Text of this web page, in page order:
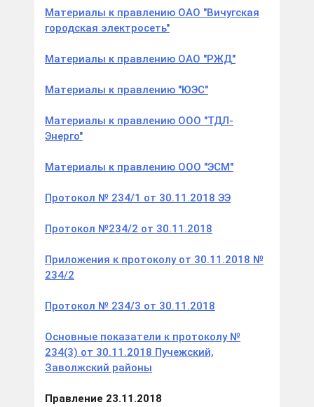
Материалы к правлению ОАО "Вичугская
городская электросеть"
Материалы к правлению ОАО "РЖД"
Материалы к правлению "ЮЭС"
Материалы к правлению ООО "ТДЛ-
Энерго"
Материалы к правлению ООО "ЭСМ"
Протокол № 234/1 от 30.11.2018 ЭЭ
Протокол №234/2 от 30.11.2018
Приложения к протоколу от 30.11.2018 №
234/2
Протокол № 234/3 от 30.11.2018
Основные показатели к протоколу №
234(3) от 30.11.2018 Пучежский,
Заволжский районы
Правление 23.11.2018